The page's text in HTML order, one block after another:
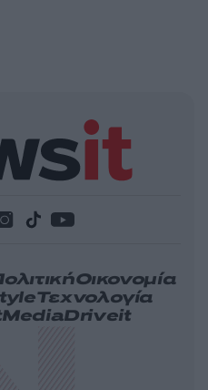
Οικονομία
Τεχνολογία
MediaDriveit